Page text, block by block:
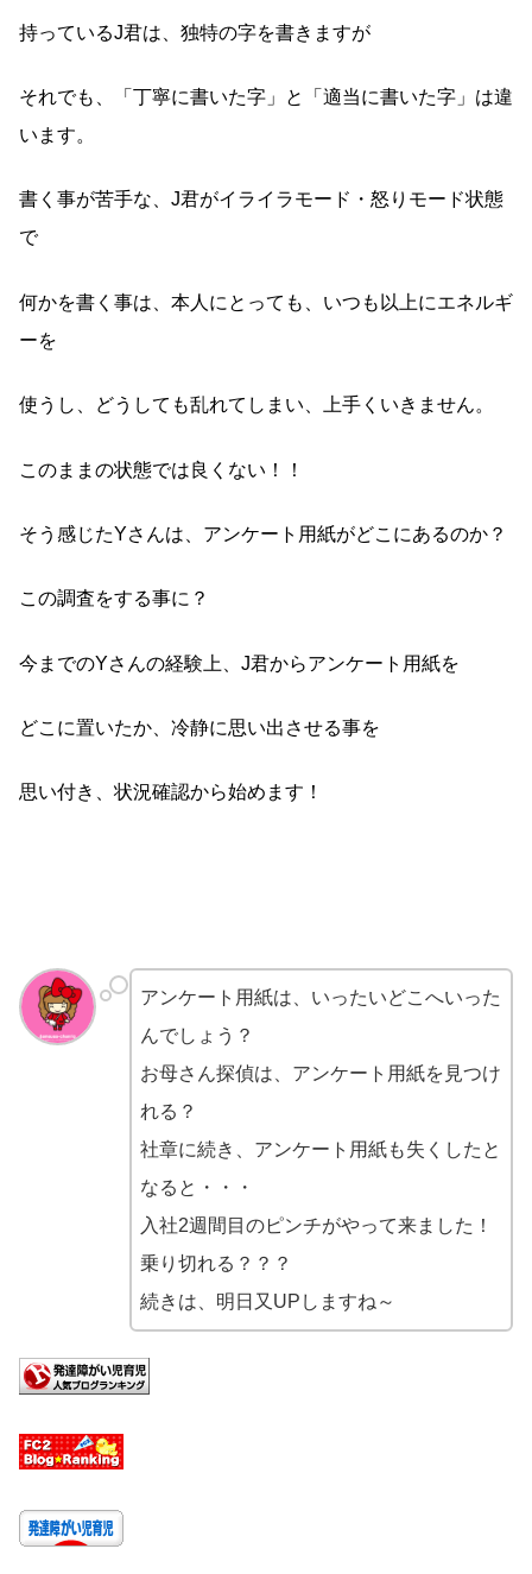
持っているJ君は、独特の字を書きますが
それでも、「丁寧に書いた字」と「適当に書いた字」は違
います。
書く事が苦手な、J君がイライラモード・怒りモード状態
で
何かを書く事は、本人にとっても、いつも以上にエネルギ
ーを
使うし、どうしても乱れてしまい、上手くいきません。
このままの状態では良くない！！
そう感じたYさんは、アンケート用紙がどこにあるのか？
この調査をする事に？
今までのYさんの経験上、J君からアンケート用紙を
どこに置いたか、冷静に思い出させる事を
思い付き、状況確認から始めます！
アンケート用紙は、いったいどこへいった
んでしょう？
お母さん探偵は、アンケート用紙を見つけ
れる？
社章に続き、アンケート用紙も失くしたと
なると・・・
入社2週間目のピンチがやって来ました！
乗り切れる？？？
続きは、明日又UPしますね～